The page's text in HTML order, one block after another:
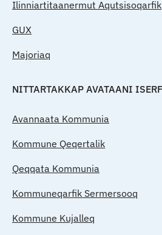
Ilinniartitaanermut Aqutsisoqarfik
GUX
Majoriaq
NITTARTAKKAP AVATAANI
Avannaata Kommunia
Kommune Qeqertalik
Qeqqata Kommunia
Kommuneqarfik Sermersooq
Kommune Kujalleq